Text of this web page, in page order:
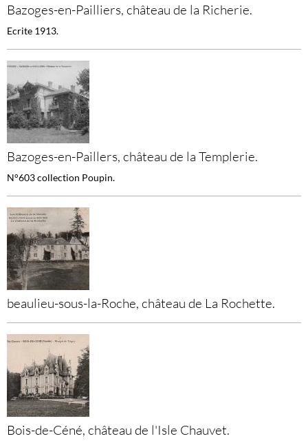
Bazoges-en-Pailliers, château de la Richerie.
Ecrite 1913.
Bazoges-en-Paillers, château de la Templerie.
N°603 collection Poupin.
beaulieu-sous-la-Roche, château de La Rochette.
Bois-de-Céné, château de l'Isle Chauvet.